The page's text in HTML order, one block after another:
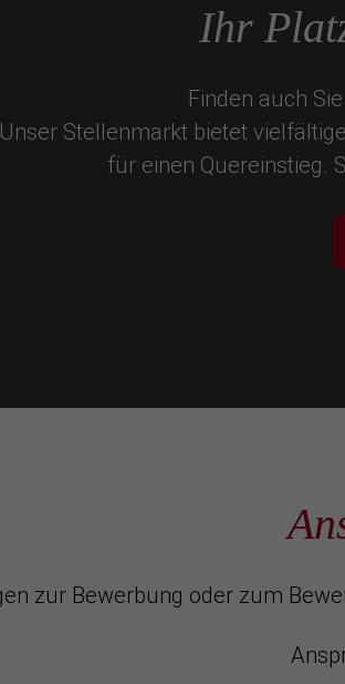
Ihr
Finden auch
Unser Stellenmarkt bietet
für einen Quereinstieg.
zur Bewerbung oder zum